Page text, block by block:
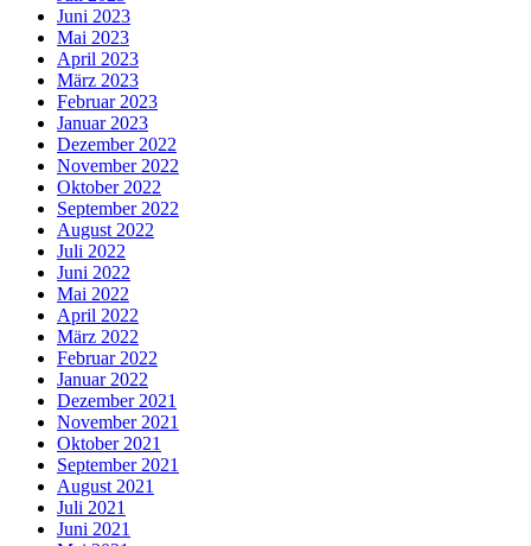
Juni 2023
Mai 2023
April 2023
März 2023
Februar 2023
Januar 2023
Dezember 2022
November 2022
Oktober 2022
September 2022
August 2022
Juli 2022
Juni 2022
Mai 2022
April 2022
März 2022
Februar 2022
Januar 2022
Dezember 2021
November 2021
Oktober 2021
September 2021
August 2021
Juli 2021
Juni 2021